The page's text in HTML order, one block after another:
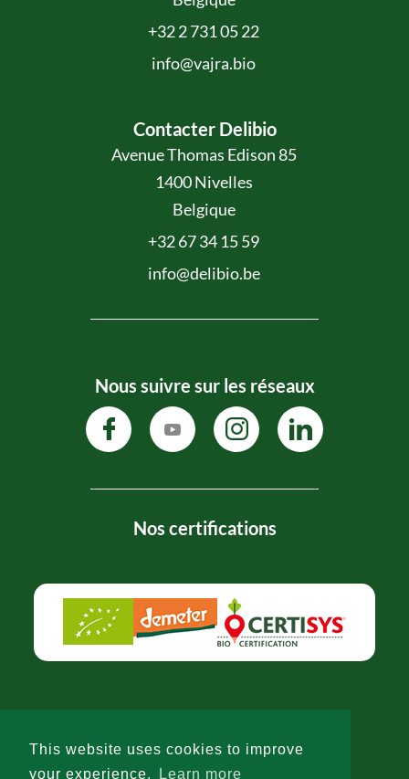
This website uses cookies to improve
your experience.
Learn more
+32 2 731 05 22
info@vajra.bio
Contacter Delibio
Avenue Thomas Edison 85
1400 Nivelles
Belgique
+32 67 34 15 59
info@delibio.be
Nous suivre sur les réseaux
Nos certifications
Politique de confidentialité
© 2026 -